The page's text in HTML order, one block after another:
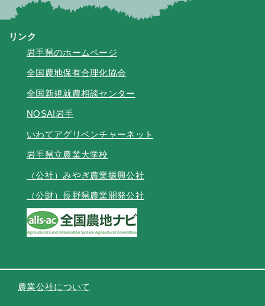
リンク
岩手県のホームページ
全国農地保有合理化協会
全国新規就農相談センター
NOSAI岩手
いわてアグリベンチャーネット
岩手県立農業大学校
（公社）みやぎ農業振興公社
（公財）長野県農業開発公社
農業公社について